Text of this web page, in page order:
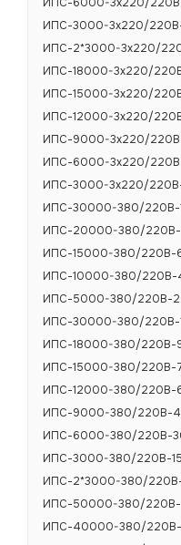
ИПС-3000-3х220/220В-
ИПС-2*3000-3х220/
ИПС-18000-3х220/
ИПС-15000-3х220/
ИПС-12000-3х220/
ИПС-9000-3х220/
ИПС-6000-3х220/
ИПС-3000-3х220/220В-
ИПС-30000-380/220В-
ИПС-20000-380/220В-
ИПС-15000-380/220В-
ИПС-10000-380/220В-
ИПС-5000-380/220В-
ИПС-30000-380/220В-
ИПС-18000-380/220В-
ИПС-15000-380/220В-
ИПС-12000-380/220В-
ИПС-9000-380/220В-
ИПС-6000-380/220В-
ИПС-3000-380/220В-
ИПС-2*3000-380/220В-
ИПС-50000-380/220В-
ИПС-40000-380/220В-